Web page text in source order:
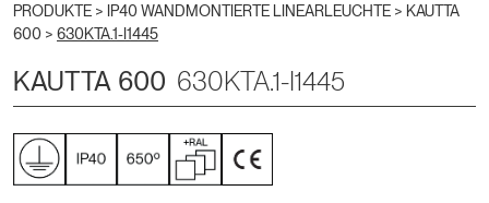
PRODUKTE > IP40 WANDMONTIERTE LINEARLEUCHTE > KAUTTA
600 > 630KTA.1-I1445
KAUTTA 600 630KTA.1-I1445